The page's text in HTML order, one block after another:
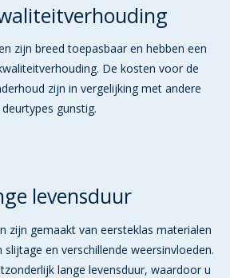
zijn breed toepasbaar en hebben een
De kosten voor de
zijn in vergelijking met andere
deurtypes gunstig.
levensduur
zijn gemaakt van eersteklas materialen
en verschillende weersinvloeden.
lange levensduur, waardoor u